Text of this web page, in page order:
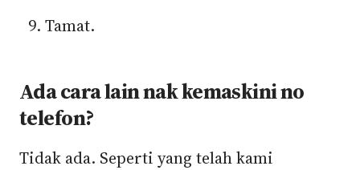
Tamat.
Ada cara lain nak kemaskini no
telefon?
Tidak ada. Seperti yang telah kami